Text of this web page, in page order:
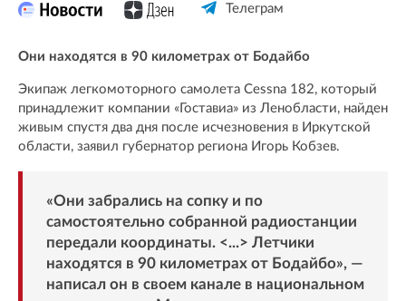
Телеграм
Они находятся в 90 километрах от Бодайбо
Экипаж легкомоторного самолета Cessna 182, который
принадлежит компании «Гоставиа» из Ленобласти, найден
живым спустя два дня после исчезновения в Иркутской
области, заявил губернатор региона Игорь Кобзев.
«Они забрались на сопку и по
самостоятельно собранной радиостанции
передали координаты. <...> Летчики
находятся в 90 километрах от Бодайбо», —
написал он в своем канале в национальном